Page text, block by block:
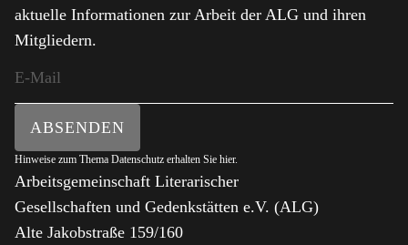
aktuelle Informationen zur Arbeit der ALG und ihren
Mitgliedern.
ABSENDEN
Hinweise zum Thema Datenschutz erhalten Sie hier.
Arbeitsgemeinschaft Literarischer
Gesellschaften und Gedenkstätten e.V. (ALG)
Alte Jakobstraße 159/160